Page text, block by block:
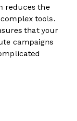
reduces the
tools.
that your
campaigns